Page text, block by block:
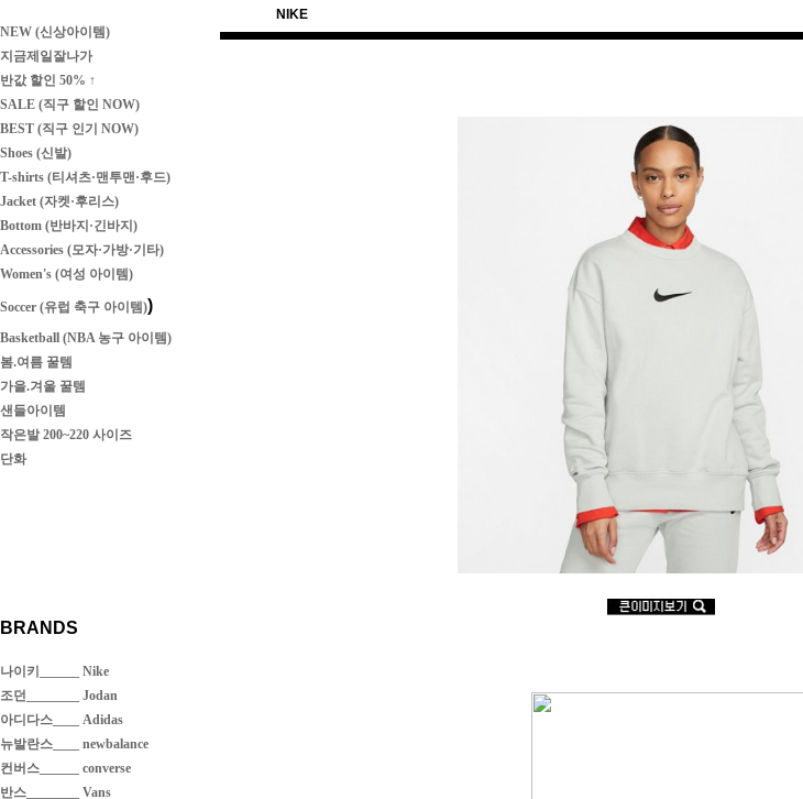
NEW (신상아이템)
지금제일잘나가
반값 할인 50% ↑
SALE (직구 할인 NOW)
BEST (직구 인기 NOW)
Shoes (신발)
T-shirts (티셔츠·맨투맨·후드)
Jacket (자켓·후리스)
Bottom (반바지·긴바지)
Accessories (모자·가방·기타)
Women's (여성 아이템)
Soccer (유럽 축구 아이템))
Basketball (NBA 농구 아이템)
봄.여름 꿀템
가을.겨울 꿀템
샌들아이템
작은발 200~220 사이즈
단화
BRANDS
나이키______ Nike
조던________ Jodan
아디다스____ Adidas
뉴발란스____ newbalance
컨버스______ converse
반스________ Vans
NIKE